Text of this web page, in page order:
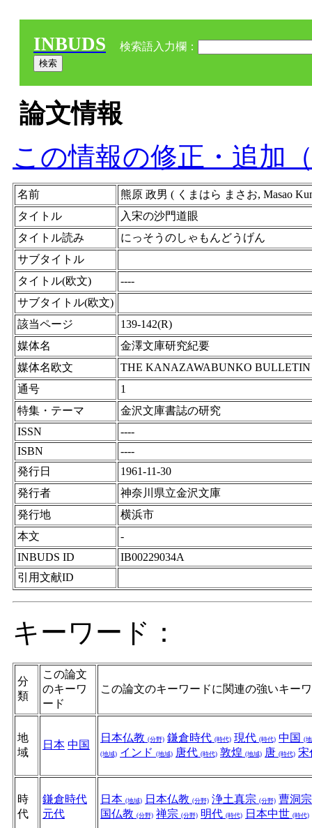
INBUDS 検索語入力欄：
論文情報
この情報の修正・追加
名前
熊原 政男 ( くまはら まさお, Masao
タイトル
入宋の沙門道眼
タイトル読み
にっそうのしゃもんどうげん
サブタイトル
タイトル(欧文)
----
サブタイトル(欧文)
該当ページ
139-142(R)
媒体名
金澤文庫研究紀要
媒体名欧文
THE KANAZAWABUNKO BULLETIN
通号
1
特集・テーマ
金沢文庫書誌の研究
ISSN
----
ISBN
----
発行日
1961-11-30
発行者
神奈川県立金沢文庫
発行地
横浜市
本文
-
INBUDS ID
IB00229034A
引用文献ID
キーワード：
分
類
この論文
のキーワ
ード
この論文のキーワードに関連の強いキー
地
域
日本 中国
日本仏教 (分野) 鎌倉時代 (時代) 現代 (時代) 中国 (
(地域) インド (地域) 唐代 (時代) 敦煌 (地域) 唐 (時代)
時
代
鎌倉時代
元代
日本 (地域) 日本仏教 (分野) 浄土真宗 (分野) 曹洞
国仏教 (分野) 禅宗 (分野) 明代 (時代) 日本中世 (時代)